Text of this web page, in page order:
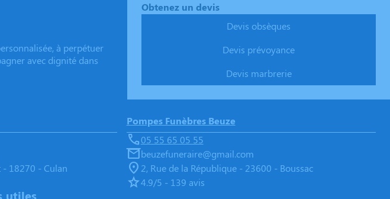
à perpétuer
avec dignité dans
Obtenez un devis
Devis obsèques
Devis prévoyance
Devis marbrerie
- 18270 - Culan
Pompes Funèbres Beuze
05 55 65 05 55
beuzefuneraire@gmail.com
2, Rue de la République - 23600 - Boussac
4.9/5 - 139 avis
utiles